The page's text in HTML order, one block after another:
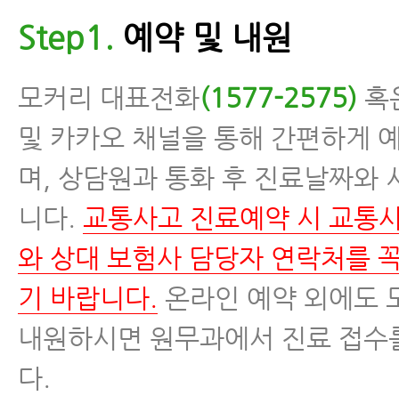
Step1. 예약 및 내원
모커리 대표전화(1577-2575) 혹
및 카카오 채널을 통해 간편하게
며, 상담원과 통화 후 진료날짜와
니다. 교통사고 진료예약 시 교통
와 상대 보험사 담당자 연락처를
기 바랍니다. 온라인 예약 외에도
내원하시면 원무과에서 진료 접수
다.